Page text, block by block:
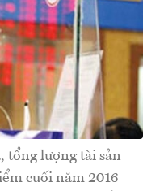
tổng lượng tài sản
cuối năm 2016